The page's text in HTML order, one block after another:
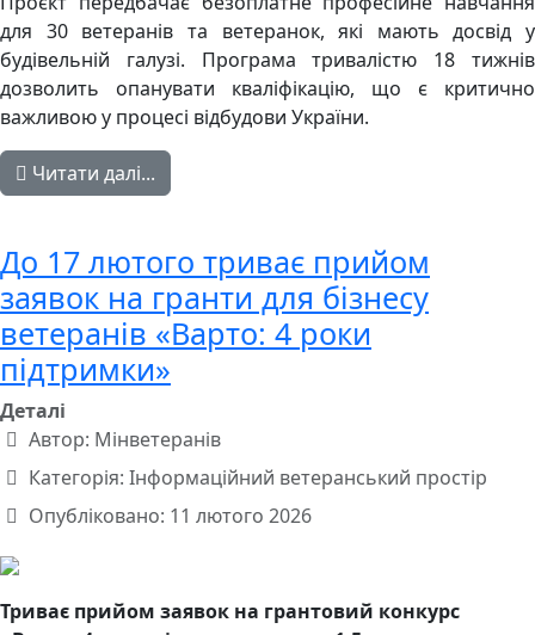
для 30 ветеранів та ветеранок, які мають досвід у
будівельній галузі. Програма тривалістю 18 тижнів
дозволить опанувати кваліфікацію, що є критично
важливою у процесі відбудови України.
Читати далі...
До 17 лютого триває прийом
заявок на гранти для бізнесу
ветеранів «Варто: 4 роки
підтримки»
Деталі
Автор: Мінветеранів
Категорія: Інформаційний ветеранський простір
Опубліковано: 11 лютого 2026
Триває прийом заявок на грантовий конкурс